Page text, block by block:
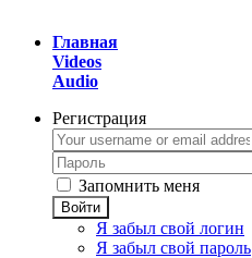
Главная
Videos
Audio
Регистрация
Запомнить меня
Войти
Я забыл свой логин
Я забыл свой пароль